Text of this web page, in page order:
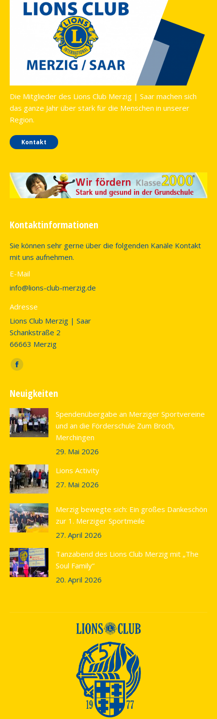
Die Mitglieder des Lions Club Merzig | Saar machen sich
das ganze Jahr über stark für die Menschen in unserer
Region.
Kontakt
Kontaktinformationen
Sie können sehr gerne über die folgenden Kanäle Kontakt
mit uns aufnehmen.
E-Mail
info@lions-club-merzig.de
Adresse
Lions Club Merzig | Saar
Schankstraße 2
66663 Merzig
Finden Sie uns auf:
Facebook
opens
in
new
window
Neuigkeiten
Spendenübergabe an Merziger Sportvereine
und an die Förderschule Zum Broch,
Merchingen
29. Mai 2026
Lions Activity
27. Mai 2026
Merzig bewegte sich: Ein großes Dankeschön
zur 1. Merziger Sportmeile
27. April 2026
Tanzabend des Lions Club Merzig mit „The
Soul Family“
20. April 2026